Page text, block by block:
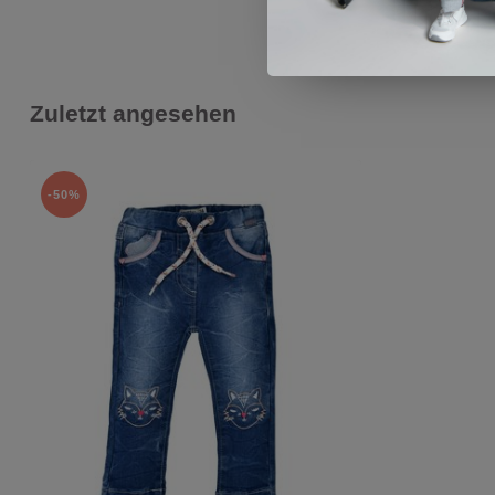
Zuletzt angesehen
-50%